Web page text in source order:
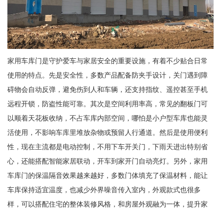
家用车库门是守护爱车与家居安全的重要设施，有着不少贴合日常
使用的特点。先是安全性，多数产品配备防夹手设计，关门遇到障
碍物会自动反弹，避免伤到人和车辆，还支持指纹、遥控甚至手机
远程开锁，防盗性能可靠。其次是空间利用率高，常见的翻板门可
以顺着天花板收纳，不占车库内部空间，哪怕是小户型车库也能灵
活使用，不影响车库里堆放杂物或预留人行通道。然后是使用便利
性，现在主流都是电动控制，不用下车开关门，下雨天进出特别省
心，还能搭配智能家居联动，开车到家开门自动亮灯。另外，家用
车库门的保温隔音效果越来越好，多数门体填充了保温材料，能让
车库保持适宜温度，也减少外界噪音传入室内，外观款式也很多
样，可以搭配住宅的整体装修风格，和房屋外观融为一体，提升家